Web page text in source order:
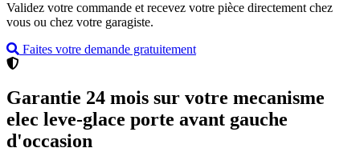
Validez votre commande et recevez votre pièce directement chez
vous ou chez votre garagiste.
Faites votre demande gratuitement
Garantie 24 mois sur votre mecanisme
elec leve-glace porte avant gauche
d'occasion